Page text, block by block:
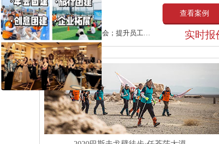
活动人数：120人
活动天数：1天
活动主题：企业年会；提升员工荣誉感；加强团队凝聚力
查看案例
实时报